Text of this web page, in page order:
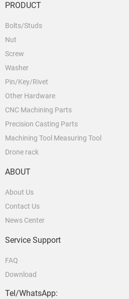
PRODUCT
Bolts/Studs
Nut
Screw
Washer
Pin/Key/Rivet
Other Hardware
CNC Machining Parts
Precision Casting Parts
Machining Tool Measuring Tool
Drone rack
ABOUT
About Us
Contact Us
News Center
Service Support
FAQ
Download
Tel/WhatsApp: